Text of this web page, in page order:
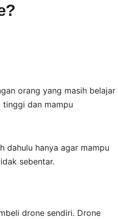
orang yang masih belajar
tinggi dan mampu
dahulu hanya agar mampu
sebentar.
drone sendiri. Drone